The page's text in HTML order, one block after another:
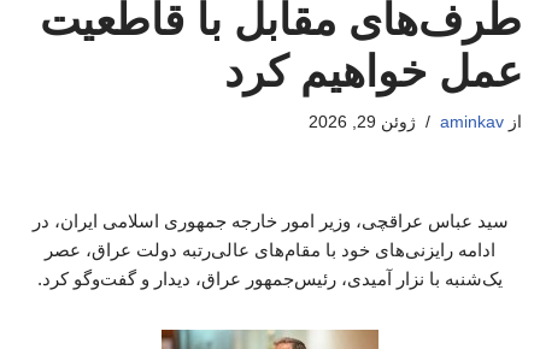
طرف‌های مقابل با قاطعیت
عمل خواهیم کرد
از aminkav ژوئن 29, 2026
سید عباس عراقچی، وزیر امور خارجه جمهوری اسلامی ایران، در
ادامه رایزنی‌های خود با مقام‌های عالی‌رتبه دولت عراق، عصر
یک‌شنبه با نزار آمیدی، رئیس‌جمهور عراق، دیدار و گفت‌وگو کرد.